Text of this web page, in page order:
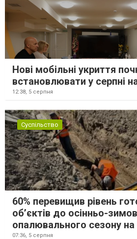
Нові мобільні укриття
встановлювати у серпні
12:38, 5 серпня
Суспільство
60% перевищив рівень
об’єктів до осінньо-
опалювального сезону на
07:36, 5 серпня